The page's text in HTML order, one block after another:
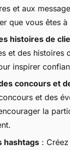
et aux
que vous êtes
histoires de
et des histoires
inspirer
concours et
et des
la
hashtags :